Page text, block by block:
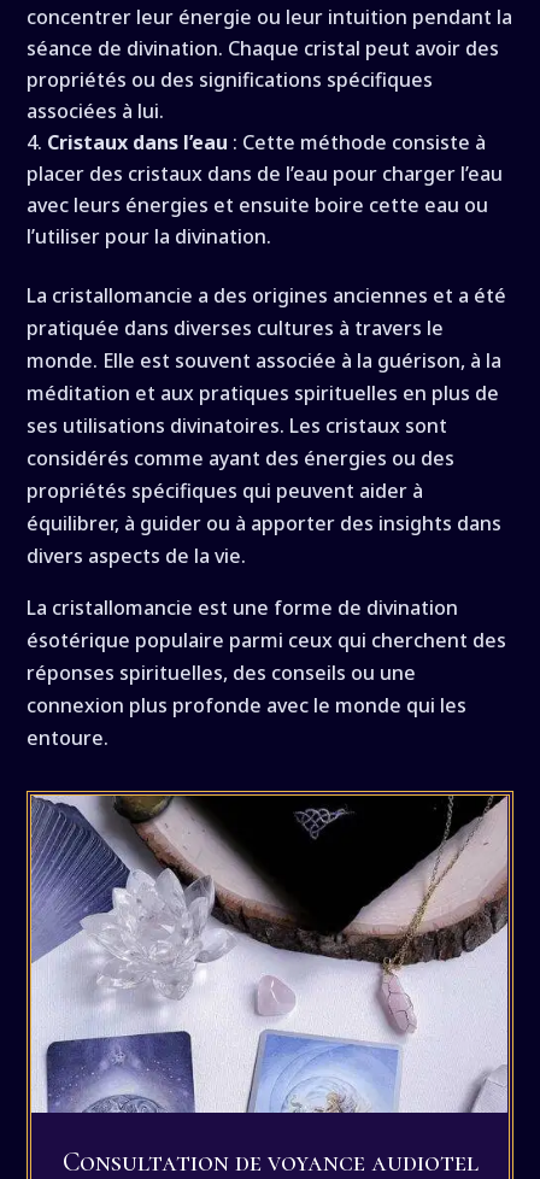
concentrer leur énergie ou leur intuition pendant la
séance de divination. Chaque cristal peut avoir des
propriétés ou des significations spécifiques
associées à lui.
Cristaux dans l’eau : Cette méthode consiste à
placer des cristaux dans de l’eau pour charger l’eau
avec leurs énergies et ensuite boire cette eau ou
l’utiliser pour la divination.
La cristallomancie a des origines anciennes et a été
pratiquée dans diverses cultures à travers le
monde. Elle est souvent associée à la guérison, à la
méditation et aux pratiques spirituelles en plus de
ses utilisations divinatoires. Les cristaux sont
considérés comme ayant des énergies ou des
propriétés spécifiques qui peuvent aider à
équilibrer, à guider ou à apporter des insights dans
divers aspects de la vie.
La cristallomancie est une forme de divination
ésotérique populaire parmi ceux qui cherchent des
réponses spirituelles, des conseils ou une
connexion plus profonde avec le monde qui les
entoure.
Consultation de voyance audiotel